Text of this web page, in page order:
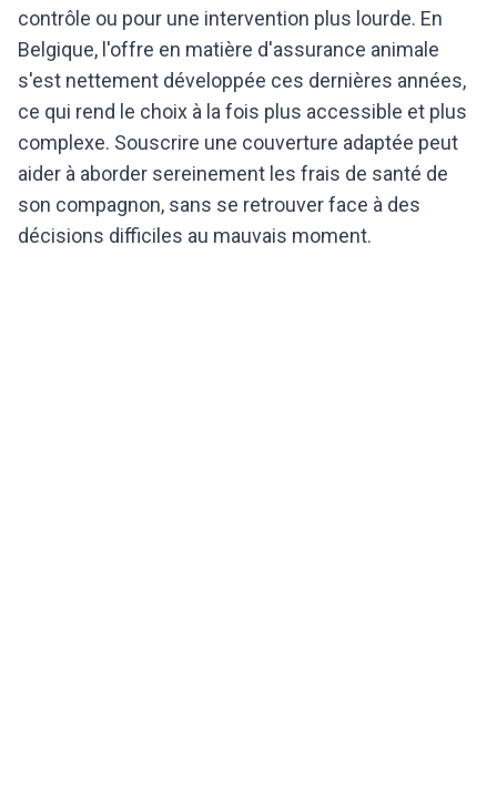
contrôle ou pour une intervention plus lourde. En
Belgique, l'offre en matière d'assurance animale
s'est nettement développée ces dernières années,
ce qui rend le choix à la fois plus accessible et plus
complexe. Souscrire une couverture adaptée peut
aider à aborder sereinement les frais de santé de
son compagnon, sans se retrouver face à des
décisions difficiles au mauvais moment.